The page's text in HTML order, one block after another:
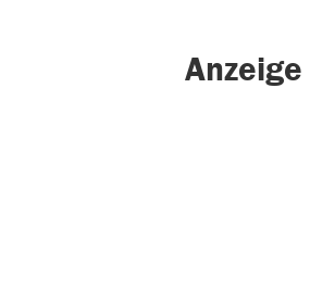
Anzeige